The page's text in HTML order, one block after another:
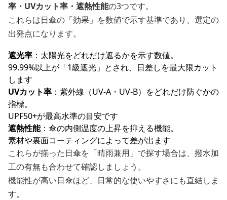
率・UVカット率・遮熱性能の3つです。
これらは日傘の「効果」を数値で示す基準であり、選定の
出発点になります。
遮光率 ：太陽光をどれだけ遮るかを示す数値。
99.99%以上が「1級遮光」とされ、日差しを最大限カット
します
UVカット率 ：紫外線（UV-A・UV-B）をどれだけ防ぐかの
指標。
UPF50+が最高水準の目安です
遮熱性能：傘の内側温度の上昇を抑える機能。
素材や裏面コーティングによって差が出ます
これらが揃った日傘を「晴雨兼用」で探す場合は、撥水加
工の有無も合わせて確認しましょう。
機能性が高い日傘ほど、日常的な使いやすさにも直結しま
す。